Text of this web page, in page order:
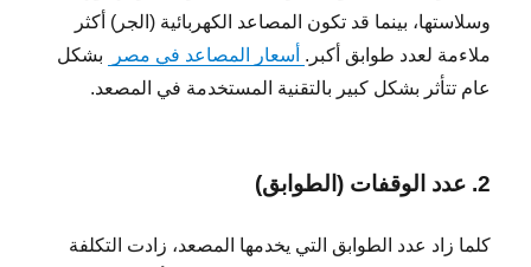
وسلاستها، بينما قد تكون المصاعد الكهربائية (الجر) أكثر
ملاءمة لعدد طوابق أكبر. أسعار المصاعد في مصر
بشكل
عام تتأثر بشكل كبير بالتقنية المستخدمة في المصعد.
2. عدد الوقفات (الطوابق)
كلما زاد عدد الطوابق التي يخدمها المصعد، زادت التكلفة